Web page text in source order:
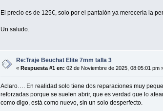
El precio es de 125€, solo por el pantalón ya merecería la
Un saludo.
Re:Traje Beuchat Elite 7mm talla 3
«Respuesta #1 en: 02 de Noviembre de 2025, 08:05:01 pm
Aclaro…. En realidad solo tiene dos reparaciones muy
reforzadas porque se suelen abrir, que es verdad que lo
como digo, está como nuevo, sin un solo desperfecto.